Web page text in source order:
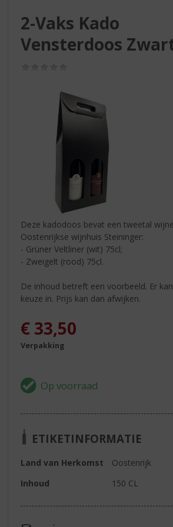
2-Vaks Kado
Vensterdoos
Deze kadodoos bevat een tweetal
Oostenrijkse wijnhuis Steininger:
- Grüner Veltliner (wit) 75cl;
- Zweigelt (rood) 75cl.
De inhoud betreft een voorbeeld. Er
keuze in. Prijs kan dan afwijken.
€ 33,50
Verpakking
ETIKETINFORMATIE
Land van Herkomst
Oostenrijk
Inhoud
150 CL